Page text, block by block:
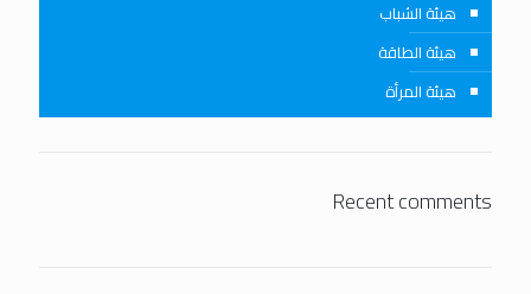
هيئة الشباب
هيئة الطاقة
هيئة المرأة
Recent comments